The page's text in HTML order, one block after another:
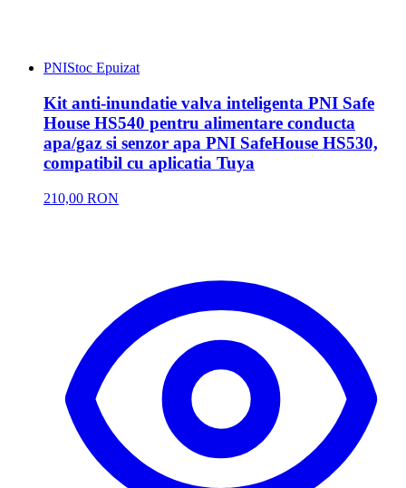
PNIStoc Epuizat
Kit anti-inundatie valva inteligenta PNI Safe
House HS540 pentru alimentare conducta
apa/gaz si senzor apa PNI SafeHouse HS530,
compatibil cu aplicatia Tuya
210,00 RON